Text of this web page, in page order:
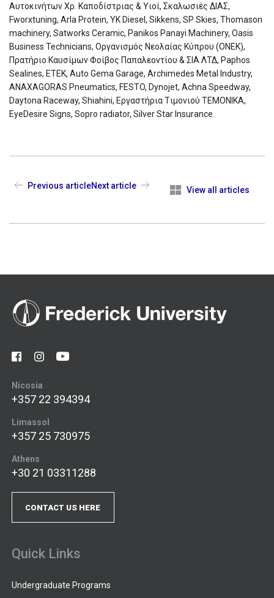
Αυτοκινήτων Χρ. Καποδίστριας & Υιοί, Σκαλωσιές ΔΙΑΣ,
Fworxtuning, Arla Protein, YK Diesel, Sikkens, SP Skies, Thomason
machinery, Satworks Ceramic, Panikos Panayi Machinery, Oasis
Business Technicians, Οργανισμός Νεολαίας Κύπρου (ONEK),
Πρατήριο Καυσίμων Φοίβος Παπαλεοντίου & ΣΙΑ ΛΤΔ, Paphos
Sealines, ETEK, Auto Gema Garage, Archimedes Metal Industry,
ANAXAGORAS Pneumatics, FESTO, Dynojet, Achna Speedway,
Daytona Raceway, Shiahini, Εργαστήρια Tιμονιού ΤΕΜΟΝΙΚΑ,
EyeDesire Signs, Sopro radiator, Silver Star Insurance.
Previous article View all articles
Next article
Nicosia
+357 22 394394
Limassol
+357 25 730975
Athens
+30 21 03311288
CONTACT US HERE
Quick Links
Undergraduate Programs